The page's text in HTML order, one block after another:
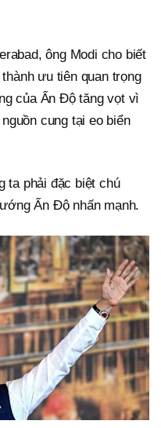
ông Modi cho biết
ưu tiên quan trọng
của Ấn Độ tăng vọt vì
cung tại eo biển
ta phải đặc biệt chú
Ấn Độ nhấn mạnh.